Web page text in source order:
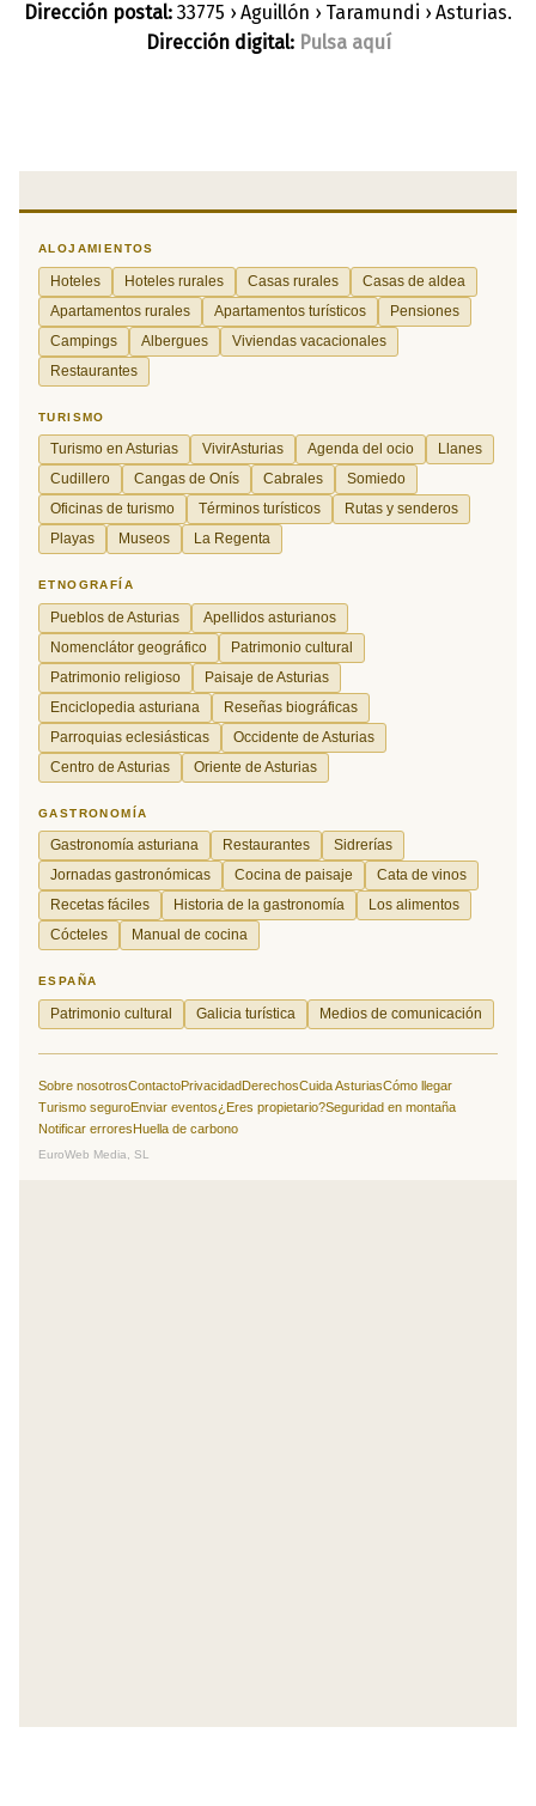
Dirección postal: 33775 › Aguillón › Taramundi › Asturias.
Dirección digital: Pulsa aquí